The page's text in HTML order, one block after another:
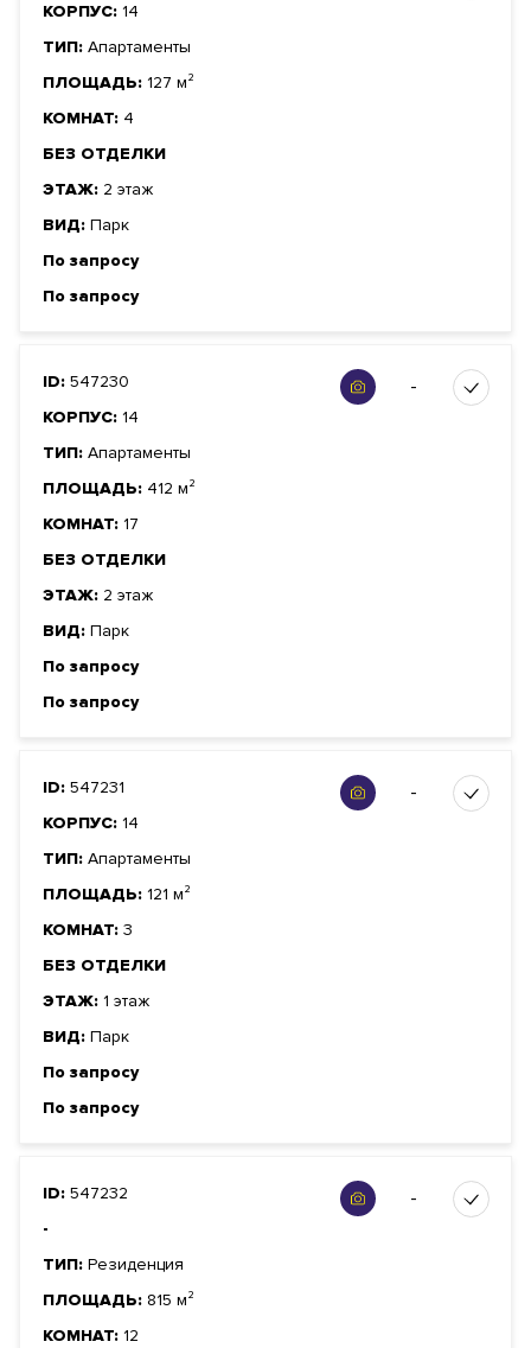
КОРПУС: 14
ТИП: Апартаменты
ПЛОЩАДЬ: 127 м²
КОМНАТ: 4
БЕЗ ОТДЕЛКИ
ЭТАЖ: 2 этаж
ВИД: Парк
По запросу
По запросу
ID: 547230
КОРПУС: 14
ТИП: Апартаменты
ПЛОЩАДЬ: 412 м²
КОМНАТ: 17
БЕЗ ОТДЕЛКИ
ЭТАЖ: 2 этаж
ВИД: Парк
По запросу
По запросу
-
ID: 547231
КОРПУС: 14
ТИП: Апартаменты
ПЛОЩАДЬ: 121 м²
КОМНАТ: 3
БЕЗ ОТДЕЛКИ
ЭТАЖ: 1 этаж
ВИД: Парк
По запросу
По запросу
-
ID: 547232
-
ТИП: Резиденция
ПЛОЩАДЬ: 815 м²
КОМНАТ: 12
-